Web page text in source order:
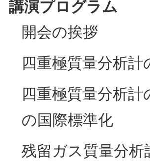
講演プログラム
開会の挨拶
四重極質量分析計
四重極質量分析
の国際標準化
残留ガス質量分